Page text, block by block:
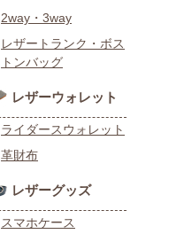
2way・3way
レザートランク・ボス
トンバッグ
レザーウォレット
ライダースウォレット
革財布
レザーグッズ
スマホケース